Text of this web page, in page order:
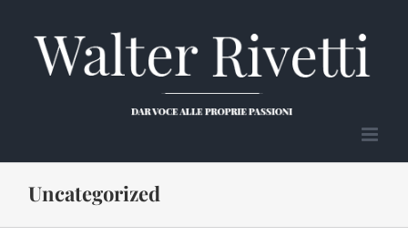
contenuto
Uncategorized